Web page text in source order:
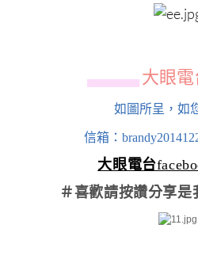
▄▄▄▄▄▄ 大眼電
如圖所呈，如
信箱：
大眼電台
＃喜歡請按讚分享是